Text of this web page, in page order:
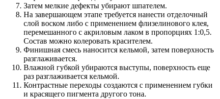
Затем мелкие дефекты убирают шпателем.
На завершающем этапе требуется нанести отделочный
слой воском либо с применением флизелинового клея,
перемешанного с акриловым лаком в пропорциях 1:0,5.
Состав можно колеровать красителем.
Финишная смесь наносится кельмой, затем поверхность
разглаживается.
Влажной губкой убираются выступы, поверхность еще
раз разглаживается кельмой.
Контрастные переходы создаются с применением губки
и красящего пигмента другого тона.